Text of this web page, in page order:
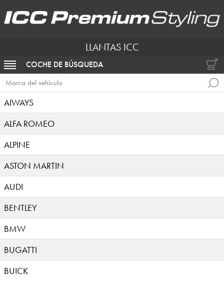
LLANTAS ICC
ACTIVAR NAVEGACIÓN
COCHE DE BÚSQUEDA
Marca del vehículo
AIWAYS
ALFA ROMEO
ALPINE
ASTON MARTIN
AUDI
BENTLEY
BMW
BUGATTI
BUICK